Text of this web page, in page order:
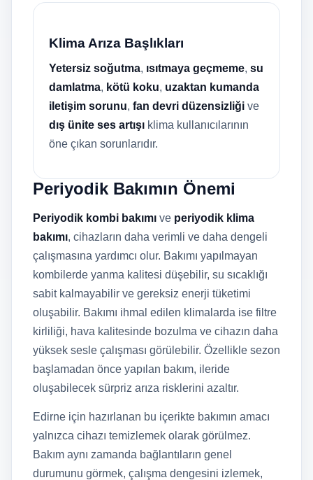
Klima Arıza Başlıkları
Yetersiz soğutma, ısıtmaya geçmeme, su
damlatma, kötü koku, uzaktan kumanda
iletişim sorunu, fan devri düzensizliği ve
dış ünite ses artışı klima kullanıcılarının
öne çıkan sorunlarıdır.
Periyodik Bakımın Önemi
Periyodik kombi bakımı ve periyodik klima
bakımı, cihazların daha verimli ve daha dengeli
çalışmasına yardımcı olur. Bakımı yapılmayan
kombilerde yanma kalitesi düşebilir, su sıcaklığı
sabit kalmayabilir ve gereksiz enerji tüketimi
oluşabilir. Bakımı ihmal edilen klimalarda ise filtre
kirliliği, hava kalitesinde bozulma ve cihazın daha
yüksek sesle çalışması görülebilir. Özellikle sezon
başlamadan önce yapılan bakım, ileride
oluşabilecek sürpriz arıza risklerini azaltır.
Edirne için hazırlanan bu içerikte bakımın amacı
yalnızca cihazı temizlemek olarak görülmez.
Bakım aynı zamanda bağlantıların genel
durumunu görmek, çalışma dengesini izlemek,